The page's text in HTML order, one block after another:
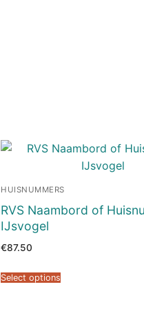
HUISNUMMERS
RVS Naambord of
IJsvogel
€87.50
Select options